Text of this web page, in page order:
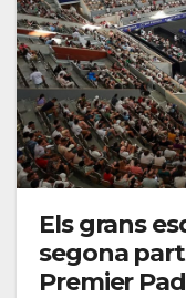
Els grans
segona
Premier